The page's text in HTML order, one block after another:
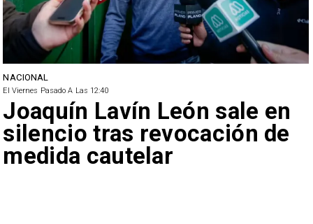
NACIONAL
El Viernes Pasado A Las 12:40
Joaquín Lavín León sale en
silencio tras revocación de
medida cautelar